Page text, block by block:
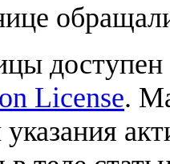
License.